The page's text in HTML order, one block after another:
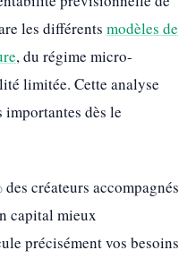
les différents modèles de
, du régime micro-
limitée. Cette analyse
dès le
créateurs accompagnés
capital mieux
précisément vos besoins